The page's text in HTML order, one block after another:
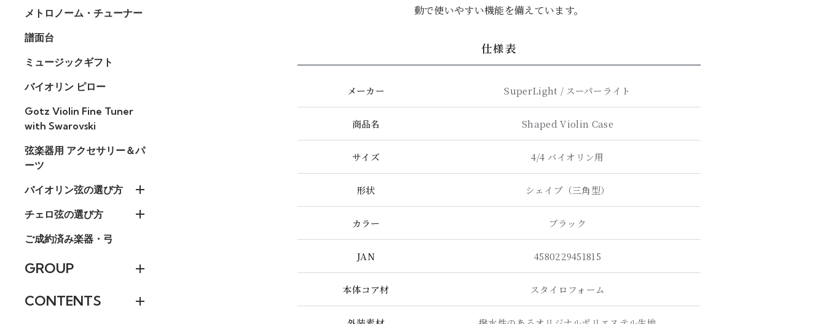
メトロノーム・チューナー
譜面台
ミュージックギフト
バイオリン ピロー
Gotz Violin Fine Tuner
with Swarovski
弦楽器用 アクセサリー＆パ
ーツ
バイオリン弦の選び方
チェロ弦の選び方
ご成約済み楽器・弓
GROUP
CONTENTS
動で使いやすい機能を備えています。
仕様表
メーカー SuperLight / スーパーライト
商品名 Shaped Violin Case
サイズ 4/4 バイオリン用
形状 シェイプ（三角型）
カラー ブラック
JAN 4580229451815
本体コア材 スタイロフォーム